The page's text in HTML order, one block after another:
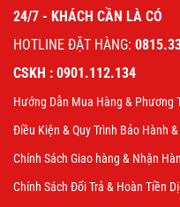
24/7 - KHÁCH CẦN LÀ CÓ
HOTLINE ĐẶT HÀNG:
CSKH : 0901.112.134
Hướng Dẫn Mua Hàng & Phương
Điều Kiện & Quy Trình Bảo Hành
Chính Sách Giao hàng & Nhận
Chính Sách Đổi Trả & Hoàn Tiền